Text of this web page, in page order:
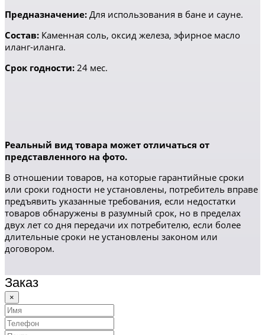
Предназначение: Для использования в бане и сауне.
Состав: Каменная соль, оксид железа, эфирное масло
иланг-иланга.
Срок годности: 24 мес.
Реальный вид товара может отличаться от
представленного на фото.
В отношении товаров, на которые гарантийные сроки
или сроки годности не установлены, потребитель вправе
предъявить указанные требования, если недостатки
товаров обнаружены в разумный срок, но в пределах
двух лет со дня передачи их потребителю, если более
длительные сроки не установлены законом или
договором.
Заказ
×